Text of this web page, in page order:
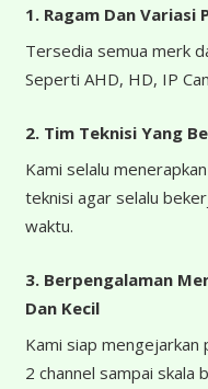
1. Ragam Dan Variasi
Tersedia semua merk
Seperti AHD, HD, IP
2. Tim Teknisi Yang
Kami selalu
teknisi agar selalu
waktu.
3. Berpengalaman
Dan Kecil
Kami siap mengejarkan
2 channel sampai skala